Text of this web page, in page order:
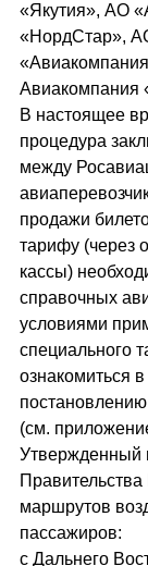
«Якутия», АО
«НордСтар»,
Авиакомпания
В настоящее
процедура
между
продажи
тарифу (через
кассы)
справочных
условиями
специального
ознакомиться
(см.
Утвержденный
маршрутов
пассажиров:
с Дальнего